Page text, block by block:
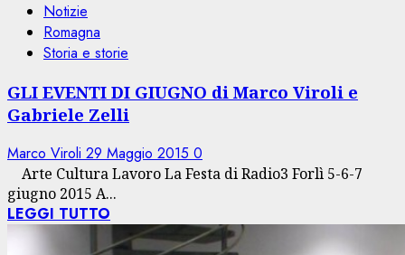
Notizie
Romagna
Storia e storie
GLI EVENTI DI GIUGNO di Marco Viroli e
Gabriele Zelli
Marco Viroli 29 Maggio 2015 0
Arte Cultura Lavoro La Festa di Radio3 Forlì 5-6-7
giugno 2015 A...
LEGGI TUTTO